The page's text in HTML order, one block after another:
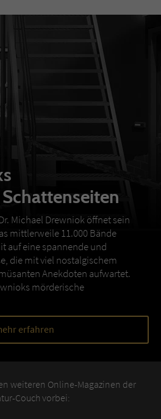
Michael Drewniok öffnet sein
mittlerweile 11.000 Bände
auf eine spannende und
die mit viel nostalgischem
Anekdoten aufwartet.
mörderische
erfahren
weiteren Online-Magazinen der
Couch vorbei: